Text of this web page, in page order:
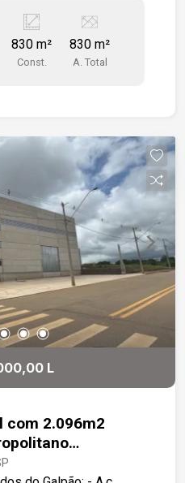
vestiário
Frente com
830 m²
Const.
830 m²
A. Total
L
com 2.096m2